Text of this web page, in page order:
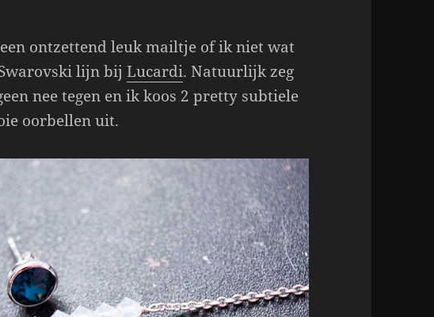
ontzettend leuk mailtje of ik niet wat
lijn bijLucardi. Natuurlijk zeg
nee tegen en ik koos 2 pretty subtiele
oorbellen uit.